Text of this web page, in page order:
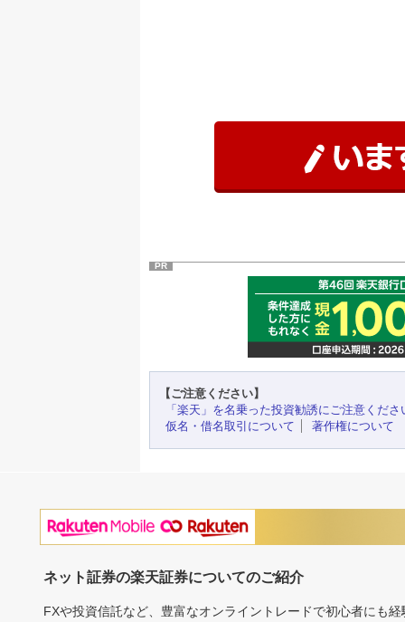
PR
【ご注意ください】
「楽天」を名乗った投資勧誘にご注意くださ
仮名・借名取引について
著作権について
ネット証券の楽天証券についてのご紹介
FXや投資信託など、豊富なオンライントレードで初心者にも